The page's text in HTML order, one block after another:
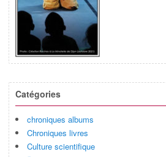
Catégories
chroniques albums
Chroniques livres
Culture scientifique